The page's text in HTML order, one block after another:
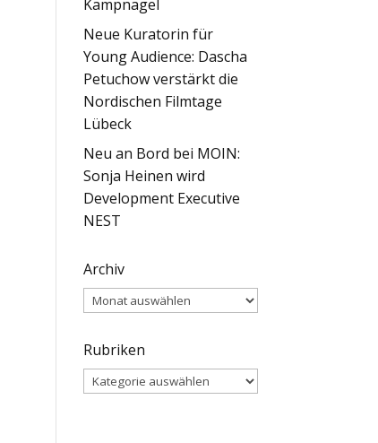
Kampnagel
Neue Kuratorin für
Young Audience: Dascha
Petuchow verstärkt die
Nordischen Filmtage
Lübeck
Neu an Bord bei MOIN:
Sonja Heinen wird
Development Executive
NEST
Archiv
Archiv
Rubriken
Rubriken